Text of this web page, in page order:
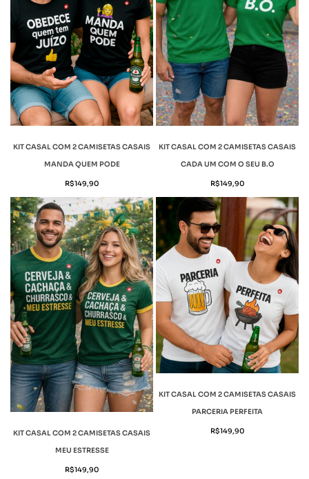
KIT CASAL COM 2 CAMISETAS CASAIS
MANDA QUEM PODE
R$149,90
KIT CASAL COM 2 CAMISETAS CASAIS
CADA UM COM O SEU B.O
R$149,90
KIT CASAL COM 2 CAMISETAS CASAIS
MEU ESTRESSE
R$149,90
KIT CASAL COM 2 CAMISETAS CASAIS
PARCERIA PERFEITA
R$149,90